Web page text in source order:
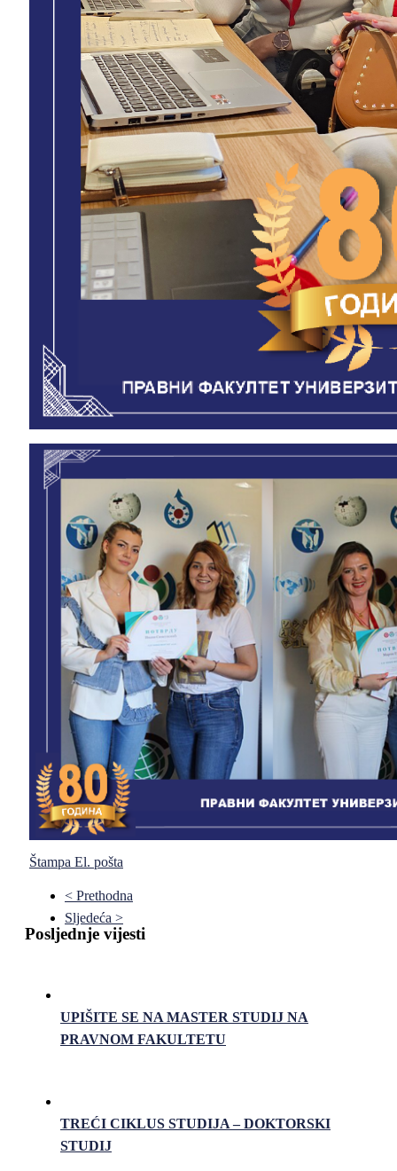
Štampa El. pošta
< Prethodna
Sljedeća >
Posljednje vijesti
UPIŠITE SE NA MASTER STUDIJ NA
PRAVNOM FAKULTETU
TREĆI CIKLUS STUDIJA – DOKTORSKI
STUDIJ